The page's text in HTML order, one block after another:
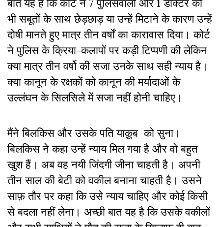
भी सबूतों के साथ छेड़छाड़ या उन्हें मिटाने के कारण उन्हें
दोषी मानते हुए मात्र तीन वर्षों का कारावास दिया। कोर्ट
ने पुलिस के क्रिया-कलापों पर कड़ी टिप्पणी की लेकिन
क्या मात्र तीन वर्षो की सजा उनके साथ सही न्याय है।
क्या कानून के रक्षकों को कानून की मर्यादाओं के
उल्लंघन के सिलसिले में सजा नहीं होनी चाहिए।
मैंने बिलकिस और उसके पति याक़ूब को सुना।
बिलकिस ने कहा उन्हें न्याय मिल गया है और वो बहुत
खुश हैं। अब वह नयी जिंदगी जीना चाहती है। अपनी
तीन साल की बेटी को वकील बनाना चाहती है। उसने
साफ़ तौर पर कहा कि उसे न्याय चाहिए और कोई किसी
से बदला नहीं लेना। अच्छी बात यह है कि उसके वकीलों